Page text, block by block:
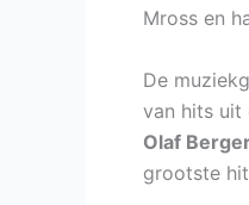
Mross en
De
van hits uit
Olaf
grootste